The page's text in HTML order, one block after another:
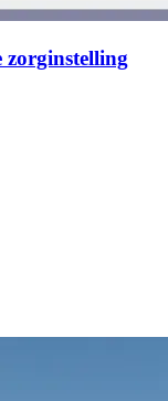
zorginstelling